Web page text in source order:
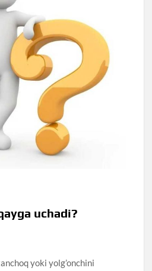
uchadi?
yoki yolg’onchini